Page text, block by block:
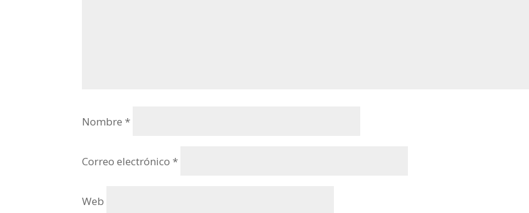
Nombre *
Correo electrónico *
Web